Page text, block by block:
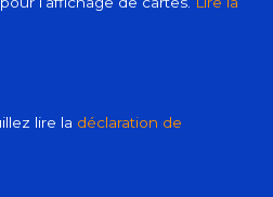
lire la déclaration de